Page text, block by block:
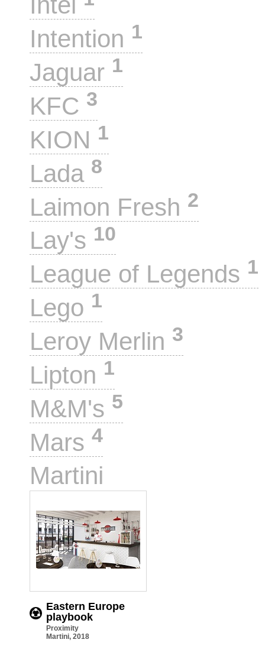
Intention 1
Jaguar 1
KFC 3
KION 1
Lada 8
Laimon Fresh 2
Lay's 10
League of Legends 1
Lego 1
Leroy Merlin 3
Lipton 1
M&M's 5
Mars 4
Martini
Eastern Europe
playbook
Proximity
Martini, 2018